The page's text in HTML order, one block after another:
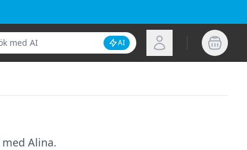
Inaktivera AI-sökning
AI Logga in
Alina.